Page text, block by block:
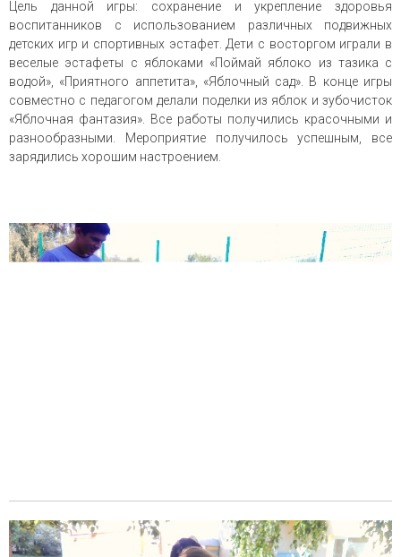
Цель данной игры: сохранение и укрепление здоровья
воспитанников с использованием различных подвижных
детских игр и спортивных эстафет. Дети с восторгом играли в
веселые эстафеты с яблоками «Поймай яблоко из тазика с
водой», «Приятного аппетита», «Яблочный сад». В конце игры
совместно с педагогом делали поделки из яблок и зубочисток
«Яблочная фантазия». Все работы получились красочными и
разнообразными. Мероприятие получилось успешным, все
зарядились хорошим настроением.